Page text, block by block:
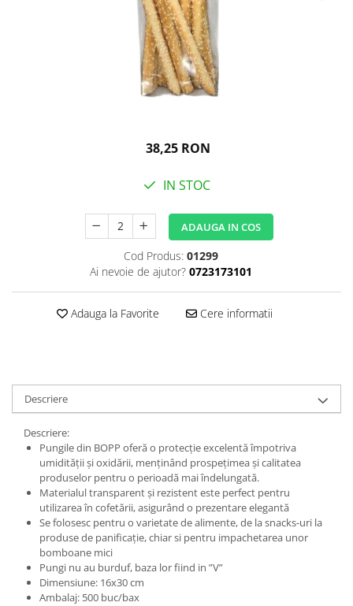
38,25 RON
IN STOC
ADAUGA IN COS
Cod Produs: 01299
Ai nevoie de ajutor? 0723173101
Adauga la Favorite Cere informatii
Descriere
Descriere:
Pungile din BOPP oferă o protecție excelentă împotriva
umidității și oxidării, menținând prospețimea și calitatea
produselor pentru o perioadă mai îndelungată.
Materialul transparent și rezistent este perfect pentru
utilizarea în cofetării, asigurând o prezentare elegantă
Se folosesc pentru o varietate de alimente, de la snacks-uri la
produse de panificație, chiar si pentru impachetarea unor
bomboane mici
Pungi nu au burduf, baza lor fiind in ”V”
Dimensiune: 16x30 cm
Ambalaj: 500 buc/bax